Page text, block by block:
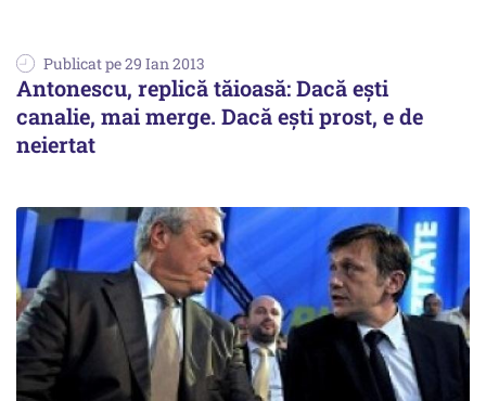
Publicat pe 29 Ian 2013
Antonescu, replică tăioasă: Dacă ești
canalie, mai merge. Dacă ești prost, e de
neiertat